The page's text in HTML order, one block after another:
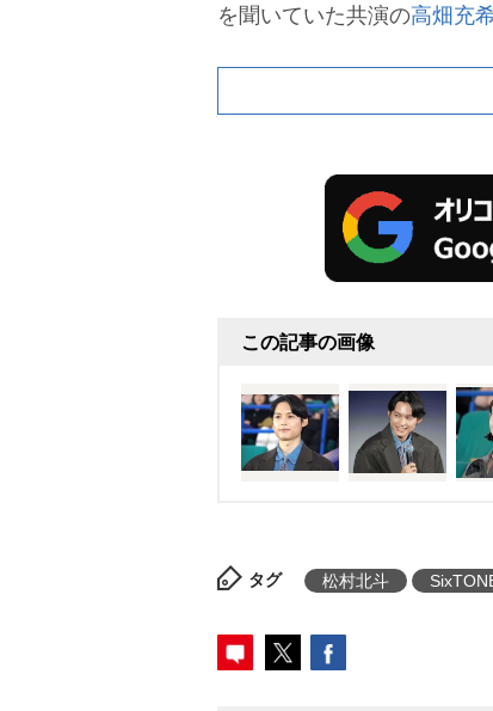
を聞いていた共演の高畑充
で聞いていたのでエモかっ
切実な声」と表現されるが
うも感じました。すごく誠
る声で魅力的」と絶賛して
10月21日はどこでなにを
とピンときた様子。実はち
解説するシーンを撮影した
んじゃだめじゃん…完璧な
のに」となおも後悔。「そ
は。』(2016年)、『天気の
海誠氏によって07年に公開
この記事の画像
タグ 松村北斗